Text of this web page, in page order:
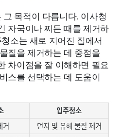
목적이 다릅니다. 이사청
자국이나 찌든 때를 제거하
소는 새로 지어진 집에서
질을 제거하는 데 중점을
차이점을 잘 이해하면 필요
스를 선택하는 데 도움이
입주청소
거
먼지 및 유해 물질 제거